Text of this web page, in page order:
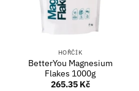
HOŘČÍK
BetterYou Magnesium
Flakes 1000g
265.35 Kč